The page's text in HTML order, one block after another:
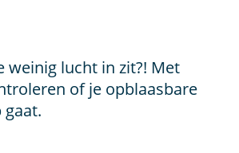
weinig lucht in zit?! Met
of je opblaasbare